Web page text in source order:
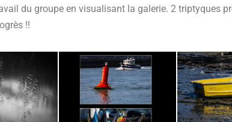
du groupe en visualisant la galerie. 2 triptyques
!!